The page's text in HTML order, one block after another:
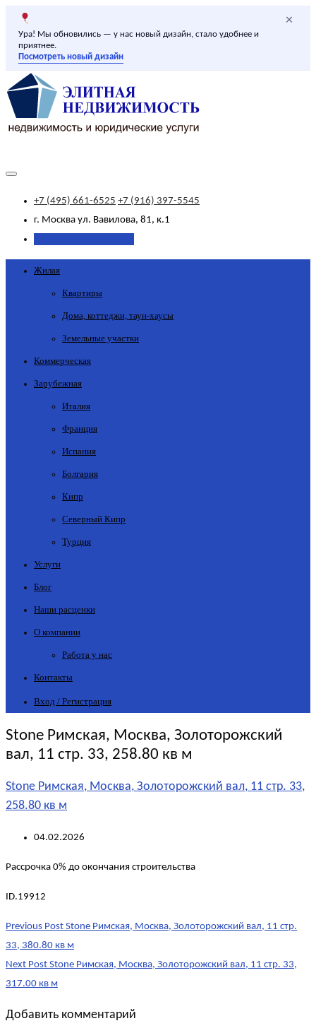
Ура! Мы обновились — у нас новый дизайн, стало удобнее и
приятнее.
Посмотреть новый дизайн
×
+7 (495) 661-6525 +7 (916) 397-5545
г. Москва ул. Вавилова, 81, к.1
Жилая
Квартиры
Дома, коттеджи, таун-хаусы
Земельные участки
Коммерческая
Зарубежная
Италия
Франция
Испания
Болгария
Кипр
Северный Кипр
Турция
Услуги
Блог
Наши расценки
О компании
Работа у нас
Контакты
Вход / Регистрация
Stone Римская, Москва, Золоторожский
вал, 11 стр. 33, 258.80 кв м
Stone Римская, Москва, Золоторожский вал, 11 стр. 33,
258.80 кв м
04.02.2026
Рассрочка 0% до окончания строительства
ID.19912
Post
navigation
Previous Post Stone Римская, Москва, Золоторожский вал, 11 стр.
33, 380.80 кв м
Next Post Stone Римская, Москва, Золоторожский вал, 11 стр. 33,
317.00 кв м
Добавить комментарий